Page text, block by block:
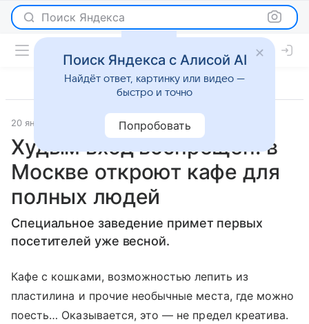
Поиск Яндекса
20 января 2016 Новости
Худым вход воспрещен: в
Москве откроют кафе для
полных людей
Специальное заведение примет первых
посетителей уже весной.
Кафе с кошками, возможностью лепить из
пластилина и прочие необычные места, где можно
поесть… Оказывается, это — не предел креатива.
Поиск Яндекса с Алисой AI
Найдёт ответ, картинку или видео —
быстро и точно
Попробовать